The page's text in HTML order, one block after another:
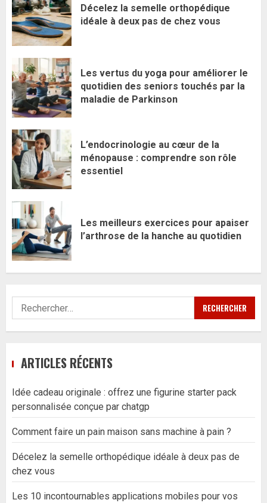
Décelez la semelle orthopédique
idéale à deux pas de chez vous
Les vertus du yoga pour améliorer le
quotidien des seniors touchés par la
maladie de Parkinson
L’endocrinologie au cœur de la
ménopause : comprendre son rôle
essentiel
Les meilleurs exercices pour apaiser
l’arthrose de la hanche au quotidien
Rechercher :
ARTICLES RÉCENTS
Idée cadeau originale : offrez une figurine starter pack
personnalisée conçue par chatgp
Comment faire un pain maison sans machine à pain ?
Décelez la semelle orthopédique idéale à deux pas de
chez vous
Les 10 incontournables applications mobiles pour vos